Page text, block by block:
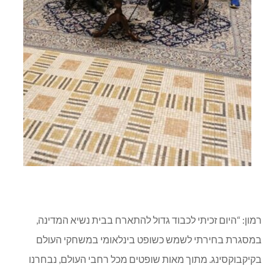
רמון: “היום זכיתי לכבוד גדול להתארח בבית נשיא המדינה,
במסגרת בחירתי לשמש כשופט בינלאומי במשחקי העולם
בקיקבוקסינג. מתוך מאות שופטים מכל רחבי העולם, נבחרנו